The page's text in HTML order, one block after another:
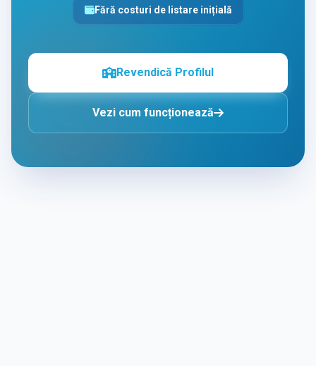
Fără costuri de listare inițială
Revendică Profilul
Vezi cum funcționează